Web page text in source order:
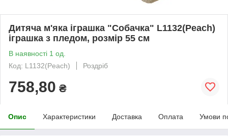
Дитяча м'яка іграшка "Собачка" L1132(Peach)
іграшка з пледом, розмір 55 см
В наявності 1 од.
Код: L1132(Peach)
Роздріб
758,80 ₴
Опис Характеристики Доставка Оплата Умови